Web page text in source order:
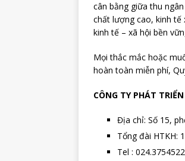
cân bằng giữa thu
chất lượng cao, kinh tế
kinh tế – xã hội bền
Mọi thắc mắc hoặc
hoàn toàn miễn phí,
CÔNG TY PHÁT
Địa chỉ: Số 15,
Tổng đài HTKH:
Tel :